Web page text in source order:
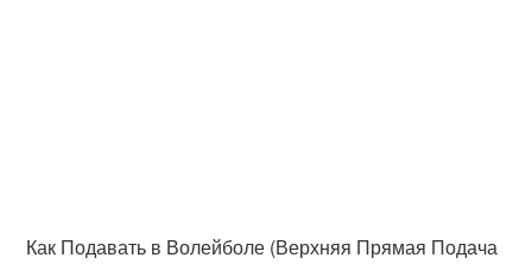
Как Подавать в Волейболе (Верхняя Прямая Подача